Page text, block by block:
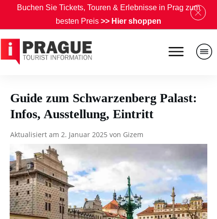
Guide zum Schwarzenberg Palast:
Infos, Ausstellung, Eintritt
Aktualisiert am 2. Januar 2025 von Gizem
Buchen Sie Tickets, Touren & Erlebnisse in Prag zum
besten Preis >> Hier shoppen